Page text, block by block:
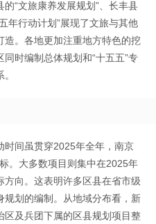
“文旅康养发展规划”、长丰县
年行动计划”展现了文旅与其他
造。各地更加注重地方特色的挖
时编制总体规划和“十五五”专
时间虽贯穿2025年全年，南京
。大多数项目则集中在2025年
向。这表明许多区县在省市级
划的编制。从地域分布看，新
及兵团下属的区县规划项目整